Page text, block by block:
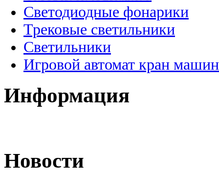
Светодиодные фонарики
Трековые светильники
Светильники
Игровой автомат кран
Информация
Новости